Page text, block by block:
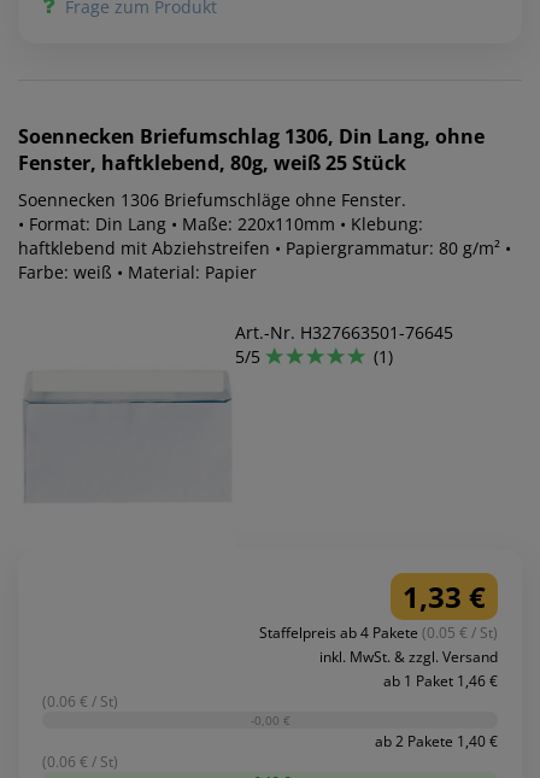
Frage zum Produkt
Soennecken Briefumschlag 1306, Din Lang, ohne
Fenster, haftklebend, 80g, weiß 25 Stück
Soennecken 1306 Briefumschläge ohne Fenster.
• Format: Din Lang • Maße: 220x110mm • Klebung:
haftklebend mit Abziehstreifen • Papiergrammatur: 80 g/m² •
Farbe: weiß • Material: Papier
Art.-Nr. H327663501-76645
5/5
(1)
1,33 €
Staffelpreis ab 4 Pakete (0.05 € / St)
inkl. MwSt. & zzgl. Versand
ab 1 Paket 1,46 €
(0.06 € / St)
-0,00 €
ab 2 Pakete 1,40 €
(0.06 € / St)